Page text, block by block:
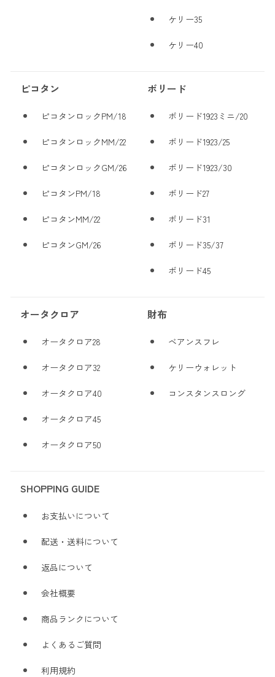
ケリー35
ケリー40
ピコタン
ピコタンロックPM/18
ピコタンロックMM/22
ピコタンロックGM/26
ピコタンPM/18
ピコタンMM/22
ピコタンGM/26
ボリード
ボリード1923ミニ/20
ボリード1923/25
ボリード1923/30
ボリード27
ボリード31
ボリード35/37
ボリード45
オータクロア
オータクロア28
オータクロア32
オータクロア40
オータクロア45
オータクロア50
財布
ベアンスフレ
ケリーウォレット
コンスタンスロング
SHOPPING GUIDE
お支払いについて
配送・送料について
返品について
会社概要
商品ランクについて
よくあるご質問
利用規約